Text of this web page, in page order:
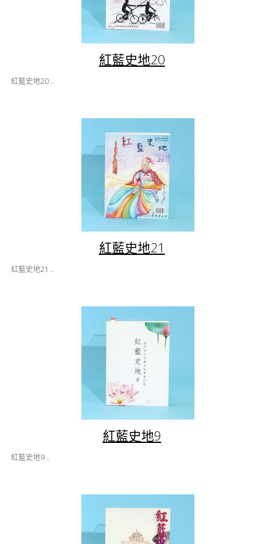
紅藍史地20
紅藍史地20 ..
紅藍史地21
紅藍史地21 ..
紅藍史地9
紅藍史地9 ..